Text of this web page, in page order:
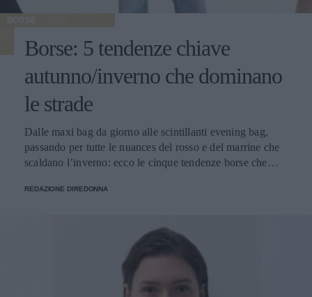
BORSE
Borse: 5 tendenze chiave
autunno/inverno che dominano
le strade
Dalle maxi bag da giorno alle scintillanti evening bag,
passando per tutte le nuances del rosso e del marrine che
scaldano l’inverno: ecco le cinque tendenze borse che
REDAZIONE DIREDONNA